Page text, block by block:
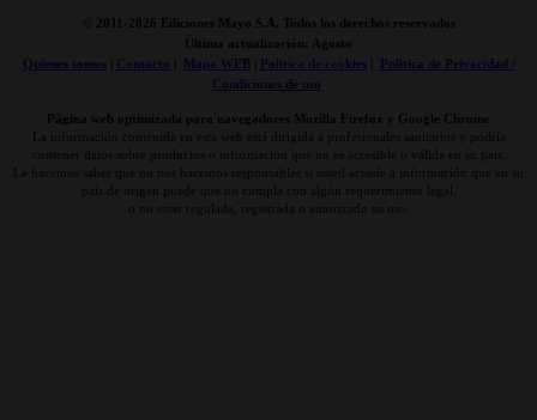
© 2011- 2026 Ediciones Mayo S.A. Todos los derechos reservados
Última actualización: Agosto
Quienes somos| Contacto Mapa WEB| Politica de cookies|
Politica de Privacidad /
Condiciones de uso
Página web optimizada para navegadores Mozilla Firefox y Google Chrome
La información contenida en esta web está dirigida a profesionales sanitarios y podría
contener datos sobre productos o información que no es accesible o válida en su país.
Le hacemos saber que no nos hacemos responsables si usted accede a información que en su
país de origen puede que no cumpla con algún requerimiento legal,
o no estar regulada, registrada o autorizado su uso.